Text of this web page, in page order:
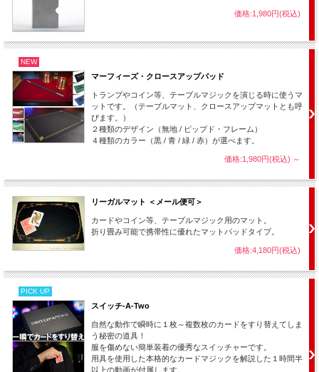
価格:1,980円(税込)
NEW
マーフィーズ・クロースアップパッド
トランプやコイン等、テーブルマジックを演じる時に使うマ
ットです。（テーブルマット、クロースアップマットとも呼
びます。）
２種類のデザイン（無地 / ピップド・フレーム）
４種類のカラー（黒 / 青 / 緑 / 赤）が選べます。
価格:1,980円(税込) ～
リーガルマット ＜メール便可＞
カードやコイン等、テーブルマジック用のマット。
折り畳み可能で携帯性に優れたマットパッドタイプ。
価格:4,180円(税込)
PICK UP
スイッチ-A-Two
自然な動作で瞬時に１枚～複数枚のカードをすり替えてしま
う秘密の道具！
服を傷めない簡単装着の優秀なスイッチャーです。
用具を使用した本格的なカードマジックを解説した１時間半
以上の動画が付属します。